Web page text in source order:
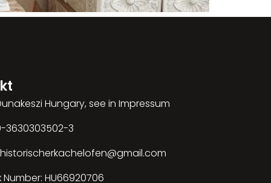
Hungary, see in Impressum
3630303502-3
historischerkachelofen@gmail.com
Number: HU66920706